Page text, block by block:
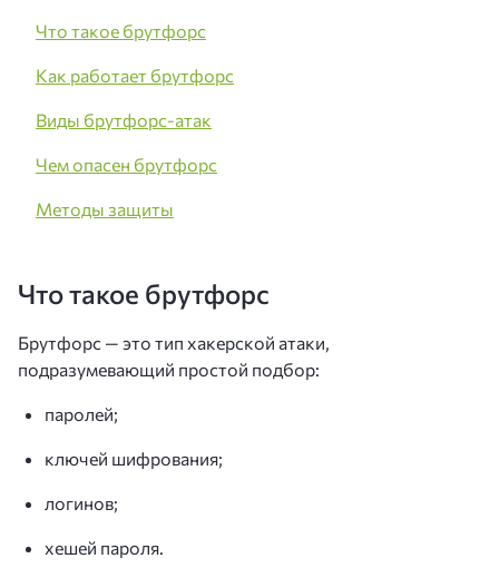
Что такое брутфорс
Как работает брутфорс
Виды брутфорс-атак
Чем опасен брутфорс
Методы защиты
Что такое брутфорс
Брутфорс — это тип хакерской атаки,
подразумевающий простой подбор:
паролей;
ключей шифрования;
логинов;
хешей пароля.